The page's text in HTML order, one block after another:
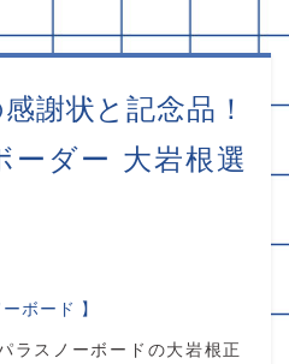
謝状と記念品！
ーダー 大岩根選
ボード 】
ラスノーボードの大岩根正